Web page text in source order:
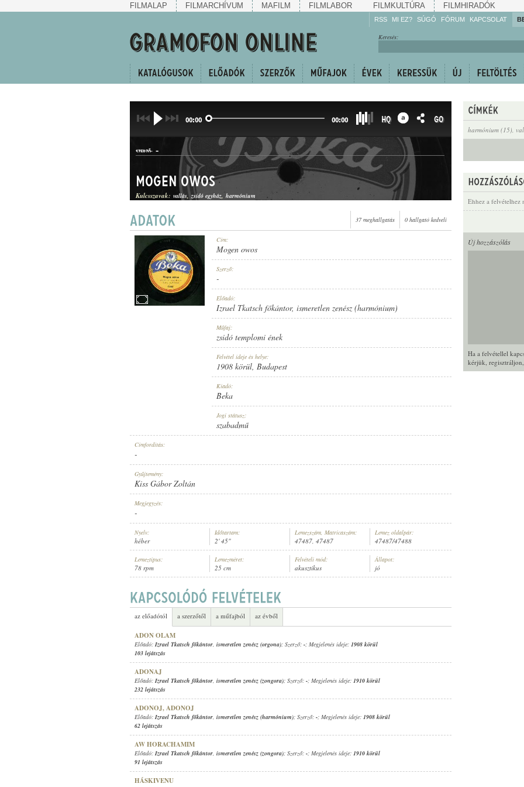
FILMALAP FILMARCHÍVUM MAFILM FILMLABOR FILMKULTÚRA FILMHIRADÓK
RSS MI EZ? SÚGÓ
Gyarapítsa!
FÓRUM KAPCSOLAT
Keresés:
harmónium (15),
Ehhez a felvételhez
Új hozzászólás
Ha a felvétellel
kérjük, regisztráljon
00:00 00:00 HQ GO
IZRAEL TKATSCH FŐKÁNTOR,ISMERETLEN ZENÉSZ (HARMÓNIUM)
SZERZŐ: -
ZSIDÓ TEMPLOMI ÉNEK
1908 KÖRÜL
LEMEZSZÁM:
Mogen owos
Kulcsszavak: vallás zsidó egyház harmónium
37 meghallgatás 0 hallgató kedveli
Cím:
Mogen owos
Szerző:
-
Előadó:
Izrael Tkatsch főkántor, ismeretlen zenész (harmónium)
Műfaj:
zsidó templomi ének
Felvétel ideje és helye:
1908 körül, Budapest
Kiadó:
Beka
Jogi státusz:
szabadmű
Címfordítás:
-
Gyűjtemény:
Kiss Gábor Zoltán
Megjegyzés:
-
Nyelv:
héber
Időtartam:
2' 45"
Lemezszám, Matricaszám:
47487, 47487
Lemez oldalpár:
47487/47488
Lemeztípus:
78 rpm
Lemezméret:
25 cm
Felvételi mód:
akusztikus
Állapot:
jó
az előadótól a szerzőtől a műfajból az évből
ADON OLAM
Előadó: Izrael Tkatsch főkántor, ismeretlen zenész (orgona); Szerző: -; Megjelenés ideje: 1908 körül
103 lejátszás
ADONAJ
Előadó: Izrael Tkatsch főkántor, ismeretlen zenész (zongora); Szerző: -; Megjelenés ideje: 1910 körül
232 lejátszás
ADONOJ, ADONOJ
Előadó: Izrael Tkatsch főkántor, ismeretlen zenész (harmónium); Szerző: -; Megjelenés ideje: 1908 körül
62 lejátszás
AW HORACHAMIM
Előadó: Izrael Tkatsch főkántor, ismeretlen zenész (zongora); Szerző: -; Megjelenés ideje: 1910 körül
91 lejátszás
HÁSKIVENU